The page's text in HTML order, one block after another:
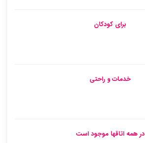
برای کودکان
خدمات و راحتی
در همه اتاقها موجود است